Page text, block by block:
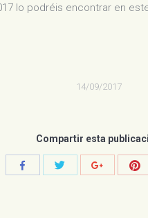
lo podréis encontrar en
14/09/2017
Compartir esta
CompartirCompartirCompartir